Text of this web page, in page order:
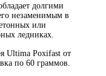
долгими
незаменимым в
или
ледниках.
Ultima Poxifast от
по 60 граммов.